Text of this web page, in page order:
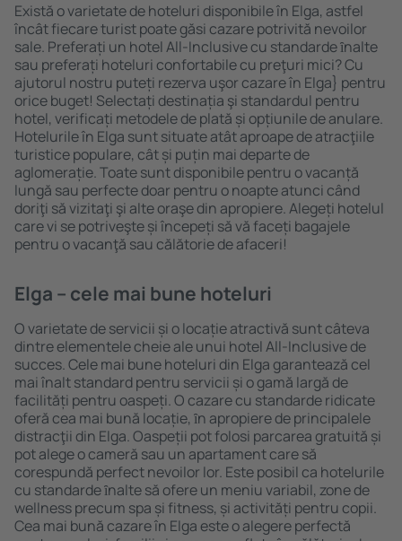
Există o varietate de hoteluri disponibile în Elga, astfel
încât fiecare turist poate găsi cazare potrivită nevoilor
sale. Preferați un hotel All-Inclusive cu standarde ȋnalte
sau preferați hoteluri confortabile cu preţuri mici? Cu
ajutorul nostru puteți rezerva uşor cazare în Elga} pentru
orice buget! Selectați destinația şi standardul pentru
hotel, verificați metodele de plată și opțiunile de anulare.
Hotelurile în Elga sunt situate atât aproape de atracţiile
turistice populare, cât și puțin mai departe de
aglomerație. Toate sunt disponibile pentru o vacanță
lungă sau perfecte doar pentru o noapte atunci când
doriţi să vizitaţi şi alte oraşe din apropiere. Alegeți hotelul
care vi se potriveşte și începeți să vă faceți bagajele
pentru o vacanţă sau călătorie de afaceri!
Elga – cele mai bune hoteluri
O varietate de servicii și o locație atractivă sunt câteva
dintre elementele cheie ale unui hotel All-Inclusive de
succes. Cele mai bune hoteluri din Elga garantează cel
mai înalt standard pentru servicii și o gamă largă de
facilități pentru oaspeți. O cazare cu standarde ridicate
oferă cea mai bună locație, ȋn apropiere de principalele
distracţii din Elga. Oaspeții pot folosi parcarea gratuită și
pot alege o cameră sau un apartament care să
corespundă perfect nevoilor lor. Este posibil ca hotelurile
cu standarde ȋnalte să ofere un meniu variabil, zone de
wellness precum spa și fitness, și activități pentru copii.
Cea mai bună cazare în Elga este o alegere perfectă